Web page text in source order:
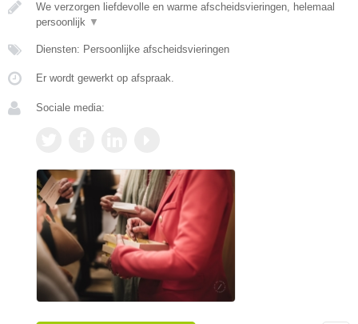
We verzorgen liefdevolle en warme afscheidsvieringen, helemaal
persoonlijk ▼
Diensten: Persoonlijke afscheidsvieringen
Er wordt gewerkt op afspraak.
Sociale media: